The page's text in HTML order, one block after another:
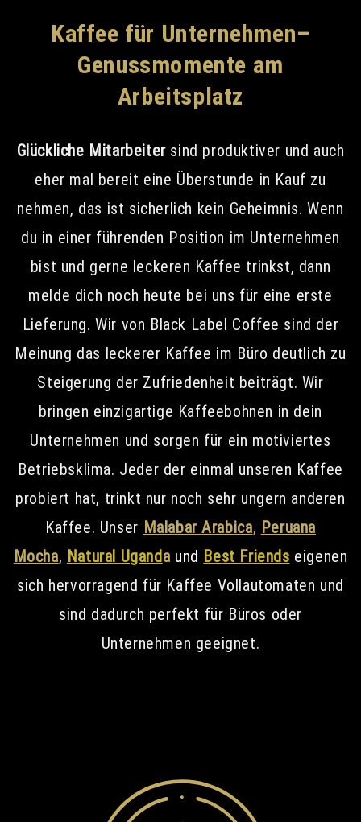
Kaffee für Unternehmen–
Genussmomente am
Arbeitsplatz
Glückliche Mitarbeitersind produktiver und auch
eher mal bereit eine Überstunde in Kauf zu
nehmen, das ist sicherlich kein Geheimnis. Wenn
du in einer führenden Position im Unternehmen
bist und gerne leckeren Kaffee trinkst, dann
melde dich noch heute bei uns für eine erste
Lieferung. Wir von Black Label Coffee sind der
Meinung das leckerer Kaffee im Büro deutlich zu
Steigerung der Zufriedenheit beiträgt. Wir
bringen einzigartige Kaffeebohnen in dein
Unternehmen und sorgen für ein motiviertes
Betriebsklima. Jeder der einmal unseren Kaffee
probiert hat, trinkt nur noch sehr ungern anderen
Kaffee. Unser Malabar Arabica, Peruana
Mocha, Natural Uganda und Best Friends eigenen
sich hervorragend für Kaffee Vollautomaten und
sind dadurch perfekt für Büros oder
Unternehmen geeignet.